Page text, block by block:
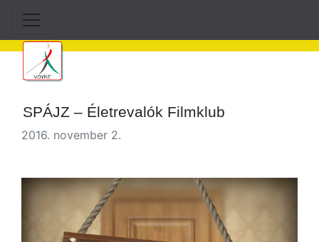
SPÁJZ – Életrevalók Filmklub
2016. november 2.